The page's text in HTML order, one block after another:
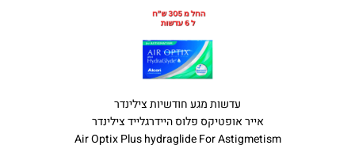
עדשות מגע חודשיות צילינדר
אייר אופטיקס פלוס היידרגלייד צילינדר
Air Optix Plus hydraglide For Astigmetism